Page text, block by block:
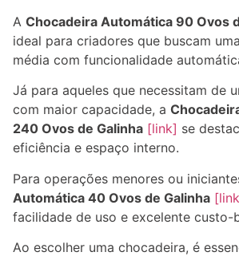
A Chocadeira Automática 90 Ovos
ideal para criadores que buscam
média com funcionalidade
Já para aqueles que necessitam de
com maior capacidade, a
240 Ovos de Galinha [link] se
eficiência e espaço interno.
Para operações menores ou
Automática 40 Ovos de Galinha
facilidade de uso e excelente custo-
Ao escolher uma chocadeira, é